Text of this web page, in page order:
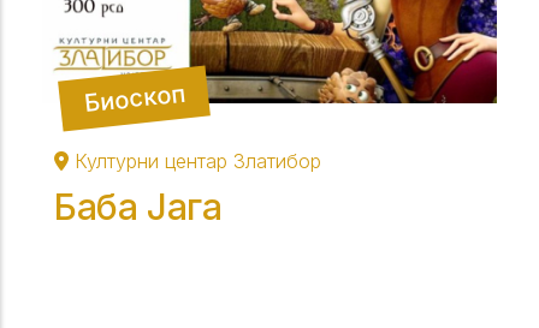
Биоскоп
Културни центар Златибор
Баба Јага